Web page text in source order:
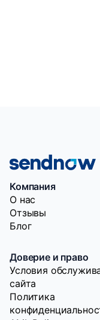
Компания
O нас
Отзывы
Блог
Доверие и право
Условия
сайта
Политика